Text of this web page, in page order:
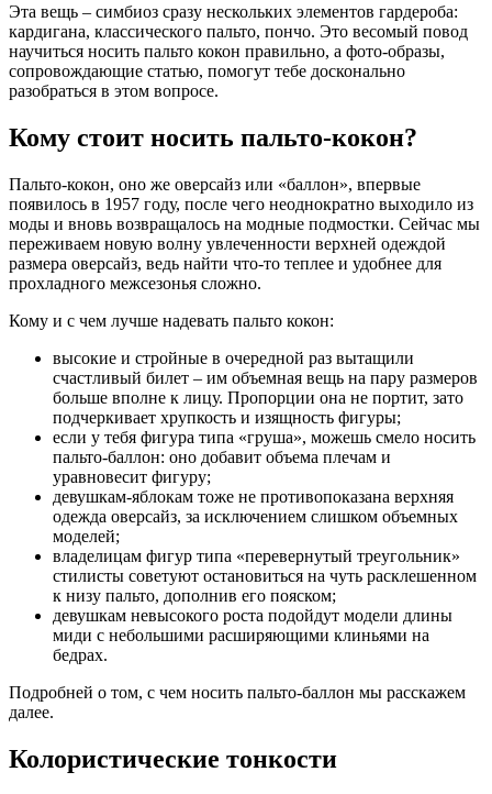
Эта вещь – симбиоз сразу нескольких элементов гардероба:
кардигана, классического пальто, пончо. Это весомый повод
научиться носить пальто кокон правильно, а фото-образы,
сопровождающие статью, помогут тебе досконально
разобраться в этом вопросе.
Кому стоит носить пальто-кокон?
Пальто-кокон, оно же оверсайз или «баллон», впервые
появилось в 1957 году, после чего неоднократно выходило из
моды и вновь возвращалось на модные подмостки. Сейчас мы
переживаем новую волну увлеченности верхней одеждой
размера оверсайз, ведь найти что-то теплее и удобнее для
прохладного межсезонья сложно.
Кому и с чем лучше надевать пальто кокон:
высокие и стройные в очередной раз вытащили
счастливый билет – им объемная вещь на пару размеров
больше вполне к лицу. Пропорции она не портит, зато
подчеркивает хрупкость и изящность фигуры;
если у тебя фигура типа «груша», можешь смело носить
пальто-баллон: оно добавит объема плечам и
уравновесит фигуру;
девушкам-яблокам тоже не противопоказана верхняя
одежда оверсайз, за исключением слишком объемных
моделей;
владелицам фигур типа «перевернутый треугольник»
стилисты советуют остановиться на чуть расклешенном
к низу пальто, дополнив его пояском;
девушкам невысокого роста подойдут модели длины
миди с небольшими расширяющими клиньями на
бедрах.
Подробней о том, с чем носить пальто-баллон мы расскажем
далее.
Колористические тонкости